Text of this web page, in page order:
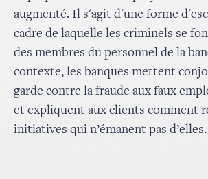
augmenté. Il s'agit d'une forme
cadre de laquelle les criminels se
des membres du personnel de la
contexte, les banques mettent
garde contre la fraude aux faux
et expliquent aux clients comment
initiatives qui n’émanent pas d’elles.